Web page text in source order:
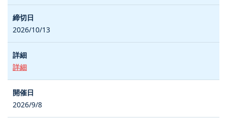
2026/10/13
詳細
2026/9/8